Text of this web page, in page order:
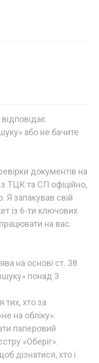
або не бачите
документів на
ТЦК та СП офіційно,
Я запакував свій
із 6-ти ключових
на вас.
на основі ст. 38
понад 3
хто за
на обліку».
паперовий
«Оберіг».
дізнатися, хто і